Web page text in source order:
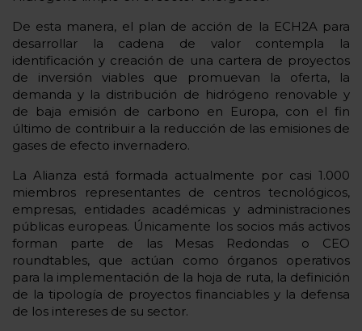
De esta manera, el plan de acción de la ECH2A para
desarrollar la cadena de valor contempla la
identificación y creación de una cartera de proyectos
de inversión viables que promuevan la oferta, la
demanda y la distribución de hidrógeno renovable y
de baja emisión de carbono en Europa, con el fin
último de contribuir a la reducción de las emisiones de
gases de efecto invernadero.
La Alianza está formada actualmente por casi 1.000
miembros representantes de centros tecnológicos,
empresas, entidades académicas y administraciones
públicas europeas. Únicamente los socios más activos
forman parte de las Mesas Redondas o CEO
roundtables, que actúan como órganos operativos
para la implementación de la hoja de ruta, la definición
de la tipología de proyectos financiables y la defensa
de los intereses de su sector.